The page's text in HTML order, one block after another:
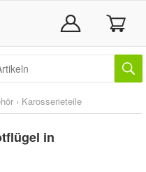
› Karosserieteile
in